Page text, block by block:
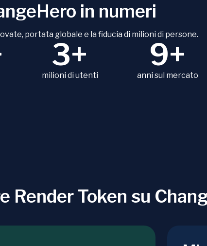
in numeri
portata globale e la fiducia di milioni di persone.
3+
milioni di utenti
9+
anni sul mercato
Render Token su